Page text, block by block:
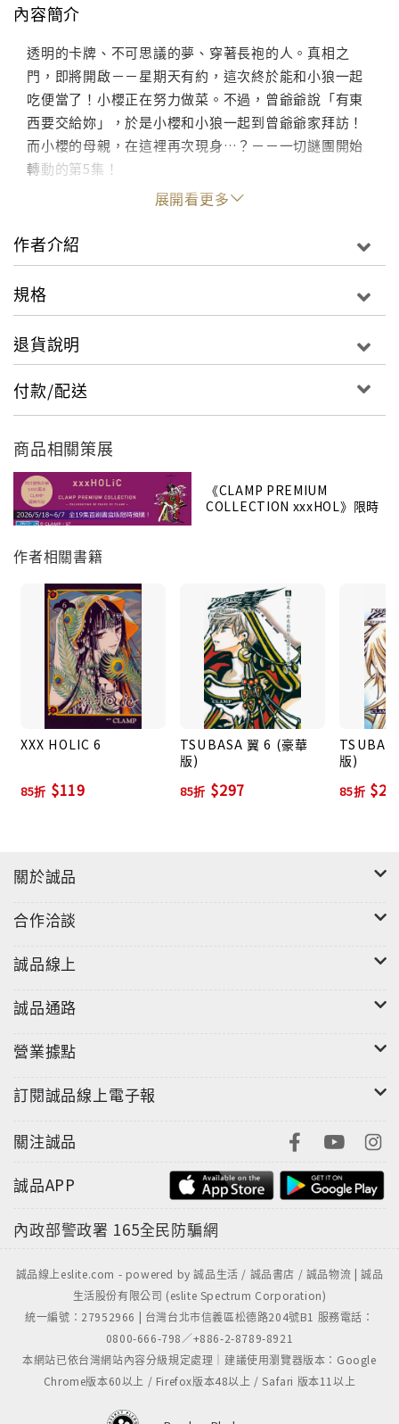
內容簡介
透明的卡牌、不可思議的夢、穿著長袍的人。真相之
門，即將開啟－－星期天有約，這次終於能和小狼一起
吃便當了！小櫻正在努力做菜。不過，曾爺爺說「有東
西要交給妳」，於是小櫻和小狼一起到曾爺爺家拜訪！
而小櫻的母親，在這裡再次現身…？－－一切謎團開始
轉動的第5集！
展開看更多
作者介紹
規格
退貨說明
付款/配送
商品相關策展
《CLAMP PREMIUM
COLLECTION xxxHOL》限時
作者相關書籍
XXX HOLIC 6
85折 $119
TSUBASA 翼 6 (豪華
版)
85折 $297
版)
85折
關於誠品
合作洽談
誠品線上
誠品通路
營業據點
訂閱誠品線上電子報
關注誠品
誠品APP
內政部警政署 165全民防騙網
誠品線上eslite.com - powered by 誠品生活 / 誠品書店 / 誠品物流 | 誠品
生活股份有限公司 (eslite Spectrum Corporation)
統一編號：27952966 | 台灣台北市信義區松德路204號B1 服務電話：
0800-666-798／+886-2-8789-8921
本網站已依台灣網站內容分級規定處理｜建議使用瀏覽器版本：Google
Chrome版本60以上 / Firefox版本48以上 / Safari 版本11以上